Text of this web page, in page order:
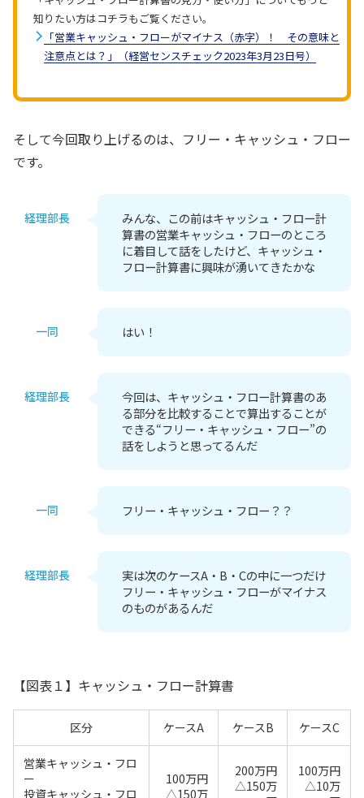
知りたい方はコチラもご覧ください。
「営業キャッシュ・フローがマイナス（赤字）！ その意味と
注意点とは？」（経営センスチェック2023年3月23日号）
そして今回取り上げるのは、フリー・キャッシュ・フロー
です。
経理部長
みんな、この前はキャッシュ・フロー計
算書の営業キャッシュ・フローのところ
に着目して話をしたけど、キャッシュ・
フロー計算書に興味が湧いてきたかな
一同 はい！
経理部長
今回は、キャッシュ・フロー計算書のあ
る部分を比較することで算出することが
できる“フリー・キャッシュ・フロー”の
話をしようと思ってるんだ
一同 フリー・キャッシュ・フロー？？
経理部長
実は次のケースA・B・Cの中に一つだけ
フリー・キャッシュ・フローがマイナス
のものがあるんだ
【図表１】キャッシュ・フロー計算書
区分 ケースA ケースB ケースC
営業キャッシュ・フロ
ー
投資キャッシュ・フロ
100万円
△150万
200万円
△150万
100万円
△10万